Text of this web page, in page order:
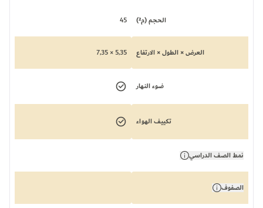
الحجم (م²) 45
العرض × الطول × الارتفاع 5,35 × 7,35
ضوء النهار
تكييف الهواء
نمط الصف الدراسي
الصفوف